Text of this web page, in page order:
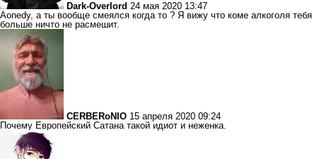
Dark-Overlord 24 мая 2020 13:47
Aonedy, а ты вообще смеялся когда то ? Я вижу что коме алкоголя тебя
больше ничто не расмешит.
CERBERoNIO 15 апреля 2020 09:24
Почему Европейский Сатана такой идиот и неженка.